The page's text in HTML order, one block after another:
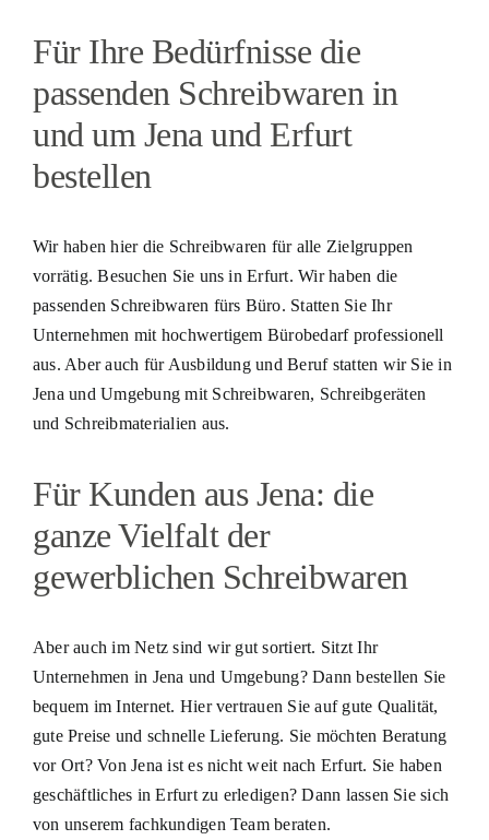
Für Ihre Bedürfnisse die
passenden Schreibwaren in
und um Jena und Erfurt
bestellen
Wir haben hier die Schreibwaren für alle Zielgruppen
vorrätig. Besuchen Sie uns in Erfurt. Wir haben die
passenden Schreibwaren fürs Büro. Statten Sie Ihr
Unternehmen mit hochwertigem Bürobedarf professionell
aus. Aber auch für Ausbildung und Beruf statten wir Sie in
Jena und Umgebung mit Schreibwaren, Schreibgeräten
und Schreibmaterialien aus.
Für Kunden aus Jena: die
ganze Vielfalt der
gewerblichen Schreibwaren
Aber auch im Netz sind wir gut sortiert. Sitzt Ihr
Unternehmen in Jena und Umgebung? Dann bestellen Sie
bequem im Internet. Hier vertrauen Sie auf gute Qualität,
gute Preise und schnelle Lieferung. Sie möchten Beratung
vor Ort? Von Jena ist es nicht weit nach Erfurt. Sie haben
geschäftliches in Erfurt zu erledigen? Dann lassen Sie sich
von unserem fachkundigen Team beraten.